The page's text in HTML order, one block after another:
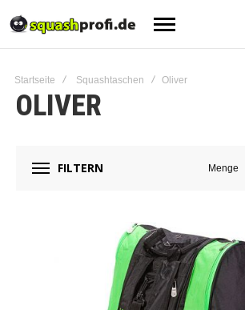
Startseite Squashtaschen Oliver
OLIVER
FILTERN Menge